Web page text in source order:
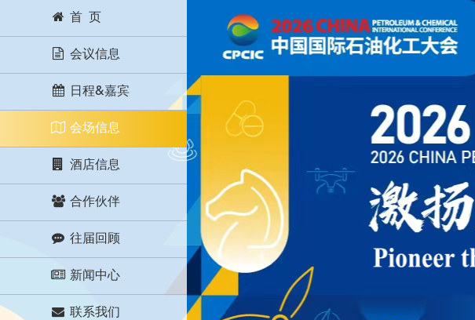
首 页
会议信息
日程&嘉宾
会场信息
酒店信息
合作伙伴
往届回顾
新闻中心
联系我们